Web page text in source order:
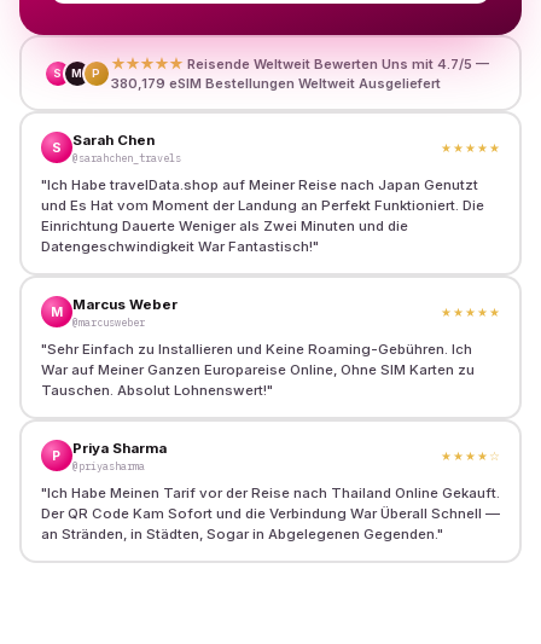
S M P
★★★★★ Reisende Weltweit Bewerten Uns mit 4.7/5 —
380,179 eSIM Bestellungen Weltweit Ausgeliefert
S Sarah Chen
@sarahchen_travels
★★★★★
"Ich Habe travelData.shop auf Meiner Reise nach Japan Genutzt
und Es Hat vom Moment der Landung an Perfekt Funktioniert. Die
Einrichtung Dauerte Weniger als Zwei Minuten und die
Datengeschwindigkeit War Fantastisch!"
M Marcus Weber
@marcusweber
★★★★★
"Sehr Einfach zu Installieren und Keine Roaming-Gebühren. Ich
War auf Meiner Ganzen Europareise Online, Ohne SIM Karten zu
Tauschen. Absolut Lohnenswert!"
P Priya Sharma
@priyasharma
★★★★ ☆
"Ich Habe Meinen Tarif vor der Reise nach Thailand Online Gekauft.
Der QR Code Kam Sofort und die Verbindung War Überall Schnell —
an Stränden, in Städten, Sogar in Abgelegenen Gegenden. "